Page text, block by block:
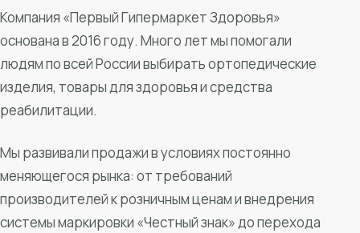
Компания «Первый Гипермаркет Здоровья»
основана в 2016 году. Много лет мы помогали
людям по всей России выбирать ортопедические
изделия, товары для здоровья и средства
реабилитации.
Мы развивали продажи в условиях постоянно
меняющегося рынка: от требований
производителей к розничным ценам и внедрения
системы маркировки «Честный знак» до перехода